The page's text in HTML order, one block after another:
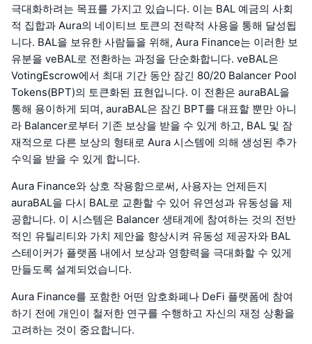
극대화하려는 목표를 가지고 있습니다. 이는 BAL 예금의 사회
적 집합과 Aura의 네이티브 토큰의 전략적 사용을 통해 달성됩
니다. BAL을 보유한 사람들을 위해, Aura Finance는 이러한 보
유분을 veBAL로 전환하는 과정을 단순화합니다. veBAL은
VotingEscrow에서 최대 기간 동안 잠긴 80/20 Balancer Pool
Tokens(BPT)의 토큰화된 표현입니다. 이 전환은 auraBAL을
통해 용이하게 되며, auraBAL은 잠긴 BPT를 대표할 뿐만 아니
라 Balancer로부터 기존 보상을 받을 수 있게 하고, BAL 및 잠
재적으로 다른 보상의 형태로 Aura 시스템에 의해 생성된 추가
수익을 받을 수 있게 합니다.
Aura Finance와 상호 작용함으로써, 사용자는 언제든지
auraBAL을 다시 BAL로 교환할 수 있어 유연성과 유동성을 제
공합니다. 이 시스템은 Balancer 생태계에 참여하는 것의 전반
적인 유틸리티와 가치 제안을 향상시켜 유동성 제공자와 BAL
스테이커가 플랫폼 내에서 보상과 영향력을 극대화할 수 있게
만들도록 설계되었습니다.
Aura Finance를 포함한 어떤 암호화폐나 DeFi 플랫폼에 참여
하기 전에 개인이 철저한 연구를 수행하고 자신의 재정 상황을
고려하는 것이 중요합니다.